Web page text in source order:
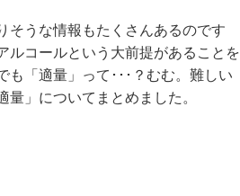
そうな情報もたくさんあるのです
ルコールという大前提があることを
も「適量」って･･･？むむ。難しい
量」についてまとめました。